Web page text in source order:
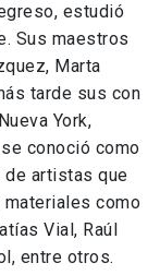
estudió
Sus maestros
Marta
tarde sus con
York,
conoció como
de artistas que
materiales como
Vial, Raúl
entre otros.